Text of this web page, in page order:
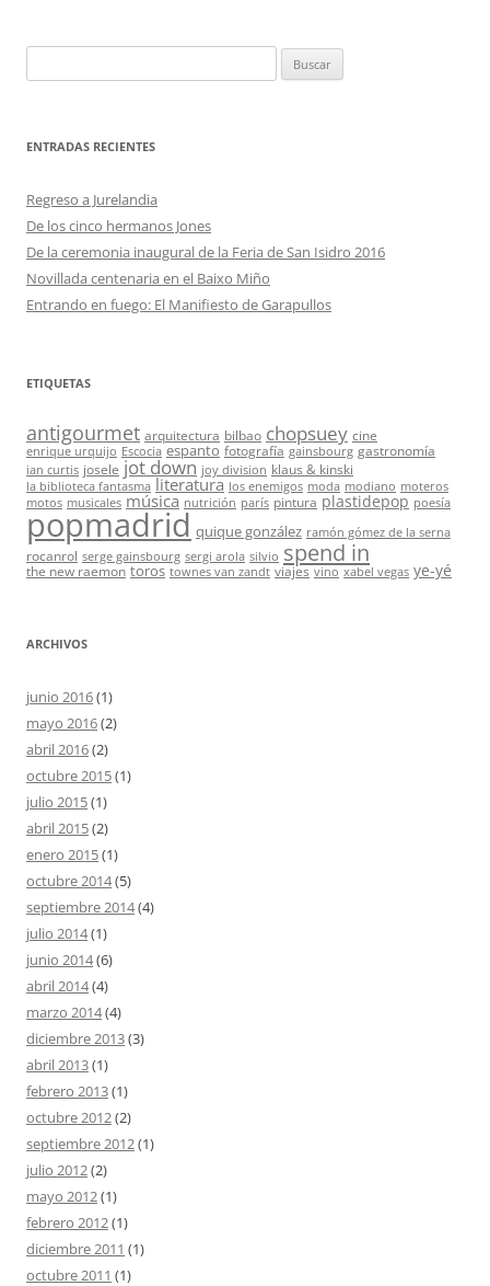
ENTRADAS RECIENTES
Regreso a Jurelandia
De los cinco hermanos Jones
De la ceremonia inaugural de la Feria de San Isidro 2016
Novillada centenaria en el Baixo Miño
Entrando en fuego: El Manifiesto de Garapullos
ETIQUETAS
antigourmet arquitectura bilbao chopsuey cine
enrique urquijo Escocia espanto fotografía gainsbourg gastronomía
ian curtis josele jot down joy division klaus & kinski
la biblioteca fantasma literatura los enemigos moda modiano moteros
motos musicales música nutrición parís pintura plastidepop poesía
popmadrid quique gonzález ramón gómez de la serna
rocanrol serge gainsbourg sergi arola silvio spend in
the new raemon toros townes van zandt viajes vino xabel vegas ye-yé
ARCHIVOS
junio 2016(1)
mayo 2016(2)
abril 2016(2)
octubre 2015(1)
julio 2015(1)
abril 2015(2)
enero 2015(1)
octubre 2014(5)
septiembre 2014(4)
julio 2014(1)
junio 2014(6)
abril 2014(4)
marzo 2014(4)
diciembre 2013(3)
abril 2013(1)
febrero 2013(1)
octubre 2012(2)
septiembre 2012(1)
julio 2012(2)
mayo 2012(1)
febrero 2012(1)
diciembre 2011 (1)
octubre 2011 (1)